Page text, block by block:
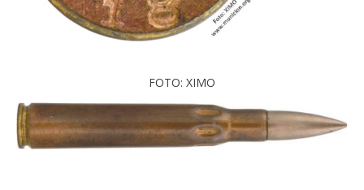
FOTO: XIMO